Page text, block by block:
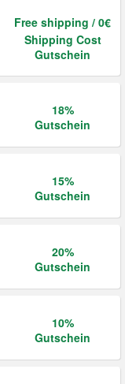
Free shipping / 0€
Shipping Cost
Gutschein
18%
Gutschein
15%
Gutschein
20%
Gutschein
10%
Gutschein